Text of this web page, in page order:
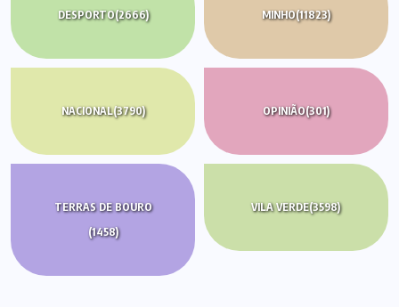
DESPORTO(2666) MINHO(11823)
NACIONAL(3790) OPINIÃO(301)
TERRAS DE BOURO
(1458)
VILA VERDE(3598)